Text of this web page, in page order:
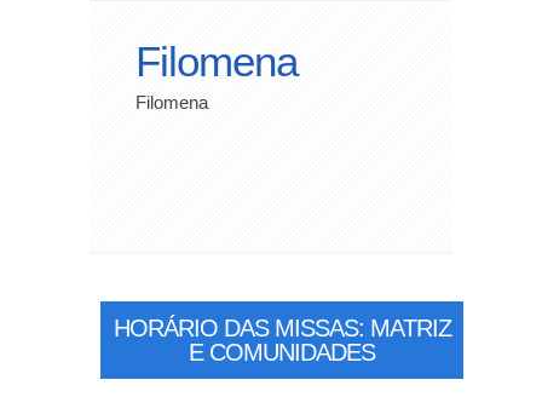
Filomena
Filomena
HORÁRIO DAS MISSAS: MATRIZ
E COMUNIDADES